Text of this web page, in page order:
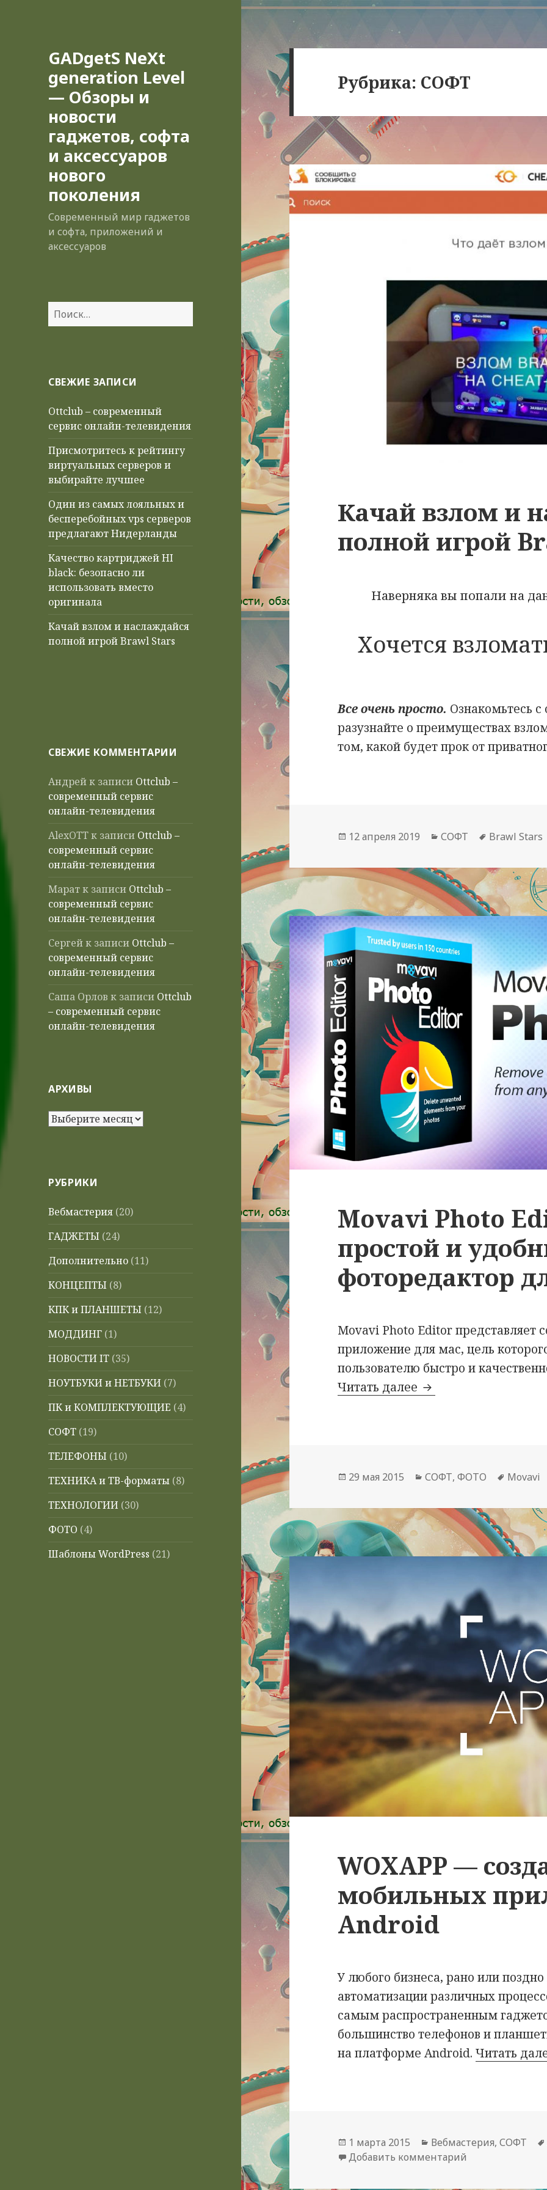
GADgetS NeXt
generation Level
— Обзоры и
новости
гаджетов, софта
и аксессуаров
нового
поколения
Современный мир гаджетов
и софта, приложений и
аксессуаров
Найти:
СВЕЖИЕ ЗАПИСИ
Ottclub – современный
сервис онлайн-телевидения
Присмотритесь к рейтингу
виртуальных серверов и
выбирайте лучшее
Один из самых лояльных и
бесперебойных vps серверов
предлагают Нидерланды
Качество картриджей HI
black: безопасно ли
использовать вместо
оригинала
Качай взлом и наслаждайся
полной игрой Brawl Stars
СВЕЖИЕ КОММЕНТАРИИ
Андрейк записи Ottclub –
современный сервис
онлайн-телевидения
AlexOTTк записи Ottclub –
современный сервис
онлайн-телевидения
Маратк записи Ottclub –
современный сервис
онлайн-телевидения
Сергейк записи Ottclub –
современный сервис
онлайн-телевидения
Саша Орлов к записи Ottclub
– современный сервис
онлайн-телевидения
АРХИВЫ
Архивы
РУБРИКИ
Вебмастерия (20)
ГАДЖЕТЫ (24)
Дополнительно (11)
КОНЦЕПТЫ (8)
КПК и ПЛАНШЕТЫ (12)
МОДДИНГ (1)
НОВОСТИ IT (35)
НОУТБУКИ и НЕТБУКИ (7)
ПК и КОМПЛЕКТУЮЩИЕ (4)
СОФТ (19)
ТЕЛЕФОНЫ (10)
ТЕХНИКА и ТВ-форматы (8)
ТЕХНОЛОГИИ (30)
ФОТО (4)
Шаблоны WordPress (21)
Рубрика: СОФТ
Качай взлом и
полной игрой
Наверняка вы попали на
Хочется
Все очень просто. Ознакомьтесь
разузнайте о преимуществах
том, какой будет прок от
Опубликовано
12 апреля 2019 Рубрики
СОФТ Метки
Brawl Stars
Movavi Photo
простой и
фоторедактор
Movavi Photo Editor представляет
приложение для мас, цель
пользователю быстро и
Читать далее Movavi Photo Editor
Опубликовано
29 мая 2015 Рубрики
СОФТ,ФОТО Метки
Movavi
WOXAPP —
мобильных
Android
У любого бизнеса, рано или поздно
автоматизации различных
самым распространенным
большинство телефонов и
на платформе Android.Читать
Опубликовано
1 марта 2015 Рубрики
Вебмастерия,СОФТ
Добавить комментарий к записи